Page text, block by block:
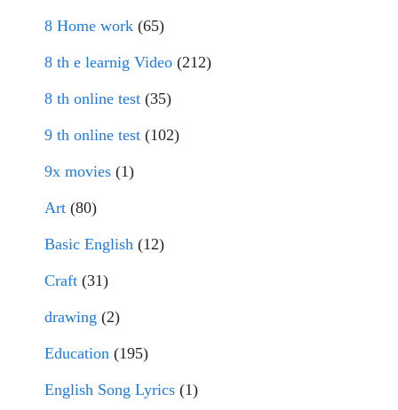
8 Home work (65)
8 th e learnig Video (212)
8 th online test (35)
9 th online test (102)
9x movies (1)
Art (80)
Basic English (12)
Craft (31)
drawing (2)
Education (195)
English Song Lyrics (1)